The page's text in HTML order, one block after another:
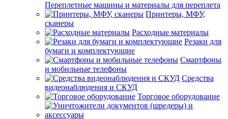
Переплетные машины и материалы для переплета
Принтеры, МФУ,
сканеры
Расходные материалы
Резаки для
бумаги и комплектующие
Смартфоны
и мобильные телефоны
Средства
видеонаблюдения и СКУД
Торговое оборудование